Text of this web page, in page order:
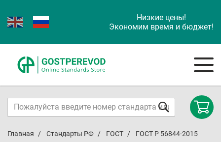
Низкие цены!
Экономим время и бюджет!
Главная Стандарты РФ ГОСТ ГОСТ Р 56844-2015